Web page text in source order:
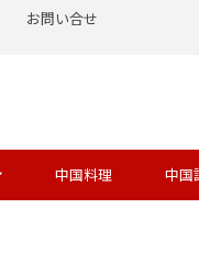
お問い合せ
中国料理 中国